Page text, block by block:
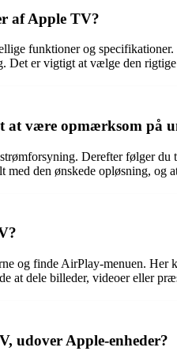
af Apple TV?
funktioner og
Det er vigtigt at vælge den
være opmærksom på
Derefter følger
den ønskede opløsning, og
og finde AirPlay-menuen.
at dele billeder, videoer eller
udover Apple-enheder?